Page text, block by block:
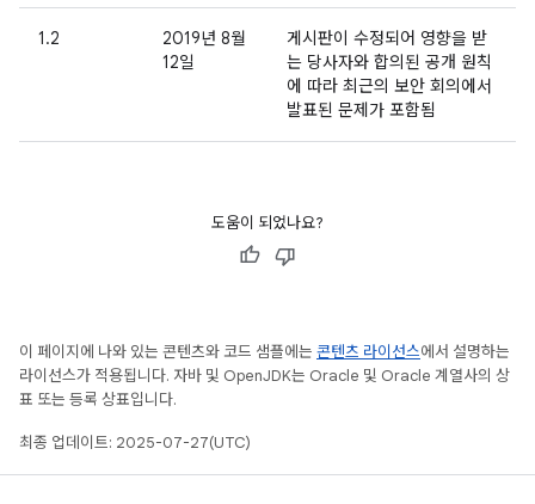
1.2
2019년 8월
12일
게시판이 수정되어 영향을 받
는 당사자와 합의된 공개 원칙
에 따라 최근의 보안 회의에서
발표된 문제가 포함됨
도움이 되었나요?
이 페이지에 나와 있는 콘텐츠와 코드 샘플에는 콘텐츠 라이선스에서 설명하는
라이선스가 적용됩니다. 자바 및 OpenJDK는 Oracle 및 Oracle 계열사의 상
표 또는 등록 상표입니다.
최종 업데이트: 2025-07-27(UTC)